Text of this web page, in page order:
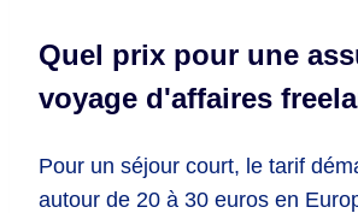
Quel prix pour une
voyage d'affaires
Pour un séjour court, le tarif
autour de 20 à 30 euros en